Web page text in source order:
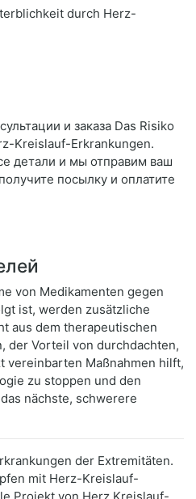
durch Herz-
и заказа Das Risiko
Kreislauf-Erkrankungen.
детали и мы отправим ваш
посылку и оплатите
von Medikamenten gegen
ist, werden zusätzliche
aus dem therapeutischen
der Vorteil von durchdachten,
vereinbarten Maßnahmen hilft,
zu stoppen und den
nächste, schwerere
der Extremitäten.
mit Herz-Kreislauf-